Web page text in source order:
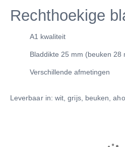
Rechthoekige
A1 kwaliteit
Bladdikte 25 mm (beuken 28
Verschillende afmetingen
Leverbaar in: wit, grijs, beuken,